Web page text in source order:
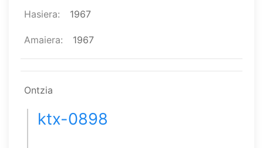
Hasiera 1967
Amaiera 1967
Ontzia
ktx-0898